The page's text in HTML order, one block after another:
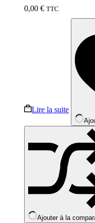
0,00 € TTC
Lire la suite
Ajouter à la